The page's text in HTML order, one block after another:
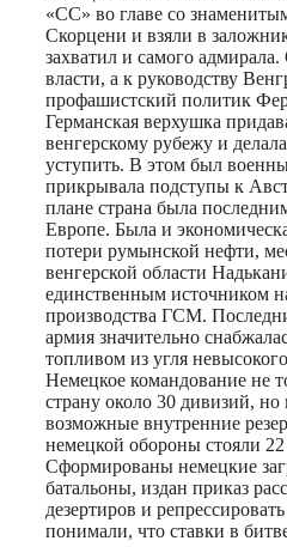
«СС» во главе со
Скорцени и взяли в
захватил и самого
власти, а к руководству
профашистский политик
Германская верхушка
венгерскому рубежу и
уступить. В этом был
прикрывала подступы к
плане страна была
Европе. Была и
потери румынской нефти,
венгерской области
единственным источником
производства ГСМ.
армия значительно
топливом из угля
Немецкое командование не
страну около 30 дивизий, но
возможные внутренние
немецкой обороны стояли
Сформированы немецкие
батальоны, издан приказ
дезертиров и
понимали, что ставки в